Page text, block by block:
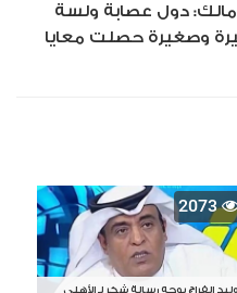
دول عصابة ولسة
وصغيرة حصلت معايا
2073
وليد الفراج يوجه رسالة شكر لـ الأهلي